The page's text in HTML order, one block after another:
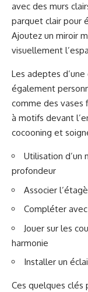
avec des murs
parquet clair pour
Ajoutez un miroir
visuellement
Les adeptes
également
comme des vases
à motifs devant
cocooning et
Utilisation d’un
profondeur
Associer
Compléter
Jouer sur les
harmonie
Installer un
Ces quelques